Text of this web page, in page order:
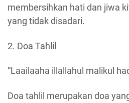
membersihkan hati dan jiwa
yang tidak disadari.
2. Doa Tahlil
“Laailaaha illallahul malikul
Doa tahlil merupakan doa